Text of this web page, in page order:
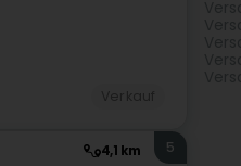
4,1 km 5